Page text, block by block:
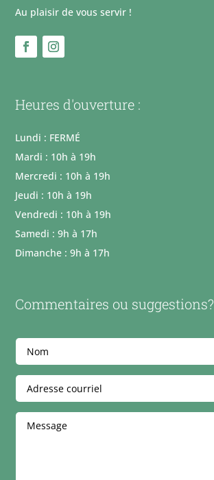
Au plaisir de vous servir !
Heures d'ouverture :
Lundi : FERMÉ
Mardi : 10h à 19h
Mercredi : 10h à 19h
Jeudi : 10h à 19h
Vendredi : 10h à 19h
Samedi : 9h à 17h
Dimanche : 9h à 17h
Commentaires ou suggestions?